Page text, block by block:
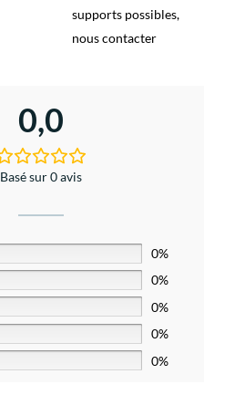
supports possibles,
nous contacter
0,0
Basé sur 0 avis
0%
0%
0%
0%
0%